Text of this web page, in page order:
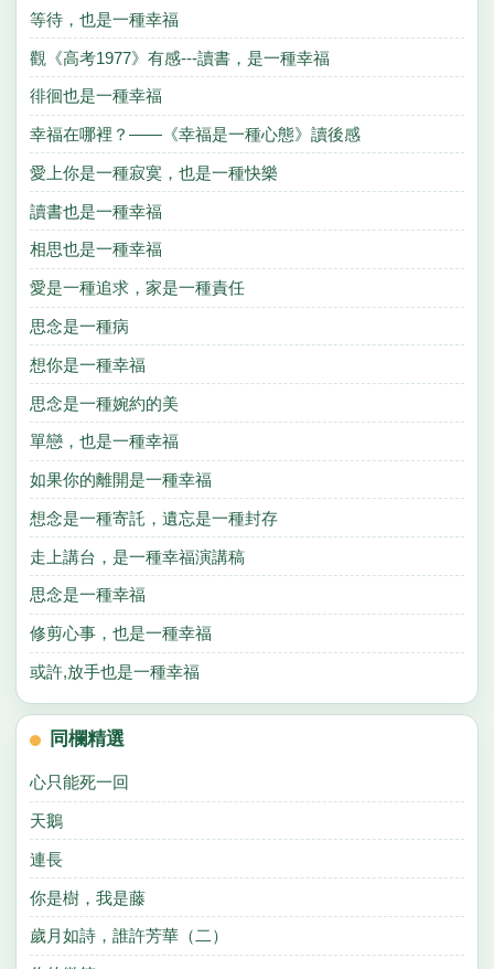
等待，也是一種幸福
觀《高考1977》有感---讀書，是一種幸福
徘徊也是一種幸福
幸福在哪裡？——《幸福是一種心態》讀後感
愛上你是一種寂寞，也是一種快樂
讀書也是一種幸福
相思也是一種幸福
愛是一種追求，家是一種責任
思念是一種病
想你是一種幸福
思念是一種婉約的美
單戀，也是一種幸福
如果你的離開是一種幸福
想念是一種寄託，遺忘是一種封存
走上講台，是一種幸福演講稿
思念是一種幸福
修剪心事，也是一種幸福
或許,放手也是一種幸福
同欄精選
心只能死一回
天鵝
連長
你是樹，我是藤
歲月如詩，誰許芳華（二）